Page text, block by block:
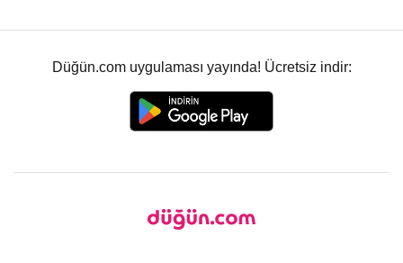
Düğün.com uygulaması yayında! Ücretsiz indir: